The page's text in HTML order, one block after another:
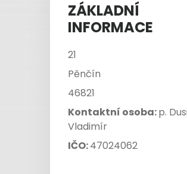
ZÁKLADNÍ
INFORMACE
21
Pěnčín
46821
Kontaktní osoba:p.
Vladimír
IČO:47024062